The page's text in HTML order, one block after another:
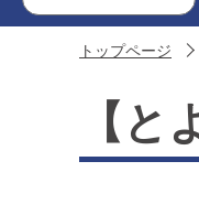
トップページ
【と